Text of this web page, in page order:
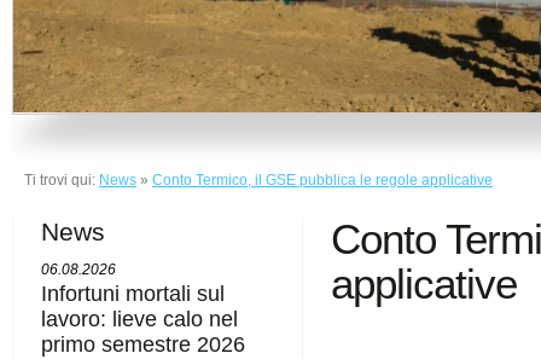
Ti trovi qui: News » Conto Termico, il GSE pubblica le regole applicative
News
06.08.2026
Infortuni mortali sul
lavoro: lieve calo nel
primo semestre 2026
Conto
applicative